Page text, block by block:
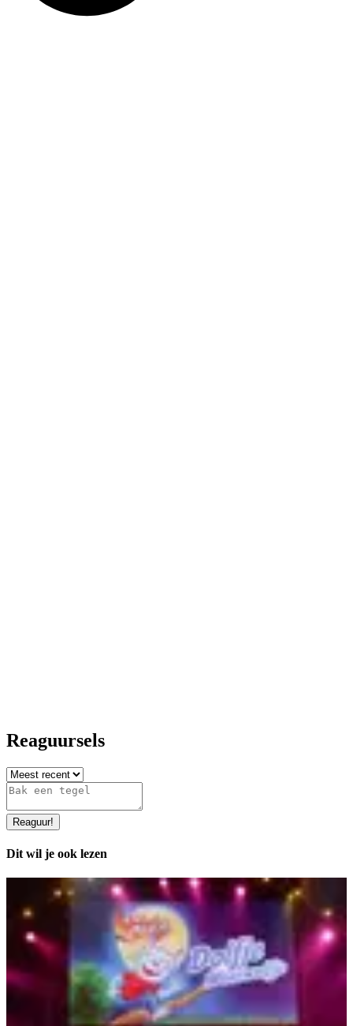
Reaguursels
Reaguur!
Dit wil je ook lezen